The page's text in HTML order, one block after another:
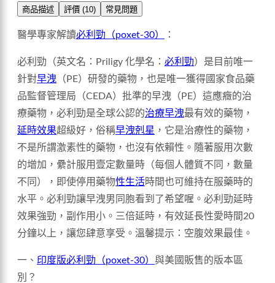
商品描述 評價 (10) 常見問題
醫學專家解讀必利勁（poxet-30） ：
必利勁（英文名：Priligy 化學名： 必利勁）是目前唯一
針對早洩 （PE）研發的藥物，也是唯一獲得國家食品藥
品監督管理局（CEDA）批準的早洩（PE）這應癥的治
療藥物，必利勁是全球公認的治療早洩最有效的藥物，
延時效果超級好，俗稱早洩剋星 ，它是治療性的藥物，
不是所謂激素性的藥物，也沒有依賴性。隨著服用次數
的增加，纍計服用壹定數量時（每個人體質不同，數量
不同），即使停用藥物性生活時間也可維持在服藥時的
水平。必利勁讓早洩男同胞看到了希望喔。必利勁延時
效果強勁，副作用小。三倍延時，有效延長性愛時間20
分鐘以上，讓您肆意享受。溫馨提示：空腹效果最佳。
一、 印度版必利勁（poxet-30） 與美國販售的版本區
別？